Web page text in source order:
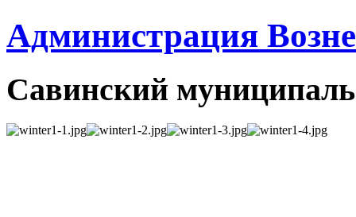
Администрация
Савинский